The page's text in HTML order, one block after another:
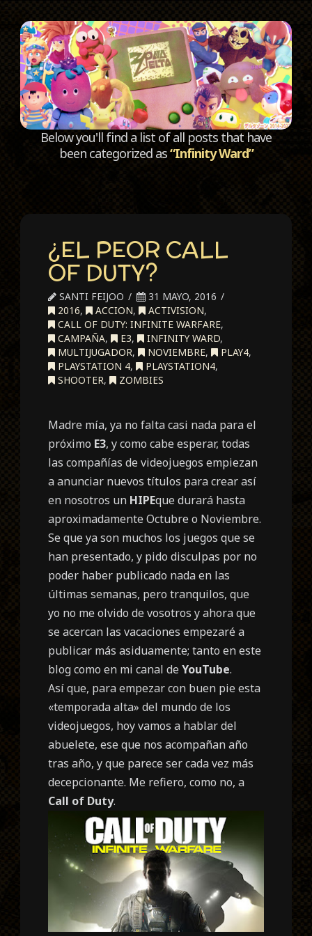
Below you'll find a list of all posts that have
been categorized as“Infinity Ward”
¿EL PEOR CALL
OF DUTY?
SANTI FEIJOO
31 MAYO, 2016
2016, ACCION, ACTIVISION,
CALL OF DUTY: INFINITE WARFARE,
CAMPAÑA, E3, INFINITY WARD,
MULTIJUGADOR, NOVIEMBRE, PLAY4,
PLAYSTATION 4, PLAYSTATION4,
SHOOTER, ZOMBIES
Madre mía, ya no falta casi nada para el
próximo E3, y como cabe esperar, todas
las compañías de videojuegos empiezan
a anunciar nuevos títulos para crear así
en nosotros un HIPEque durará hasta
aproximadamente Octubre o Noviembre.
Se que ya son muchos los juegos que se
han presentado, y pido disculpas por no
poder haber publicado nada en las
últimas semanas, pero tranquilos, que
yo no me olvido de vosotros y ahora que
se acercan las vacaciones empezaré a
publicar más asiduamente; tanto en este
blog como en mi canal deYouTube.
Así que, para empezar con buen pie esta
«temporada alta» del mundo de los
videojuegos, hoy vamos a hablar del
abuelete, ese que nos acompañan año
tras año, y que parece ser cada vez más
decepcionante. Me refiero, como no, a
Call of Duty.